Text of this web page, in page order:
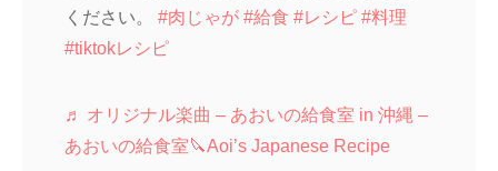
ください。#肉じゃが #給食 #レシピ #料理
#tiktokレシピ
♬ オリジナル楽曲 – あおいの給食室 in 沖縄 –
あおいの給食室🔪Aoi’s Japanese Recipe